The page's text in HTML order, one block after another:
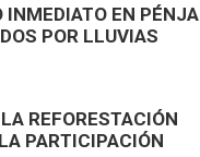
INMEDIATO EN
POR LLUVIAS
REFORESTACIÓN
PARTICIPACIÓN